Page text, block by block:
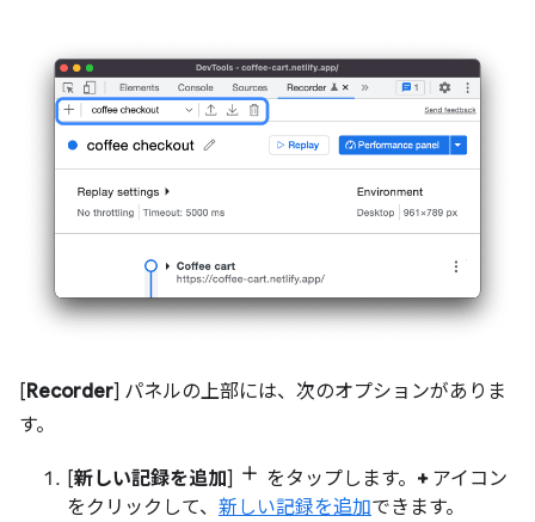
[Recorder] パネルの上部には、次のオプションがありま
す。
[新しい記録を追加] をタップします。 +アイコン
をクリックして、 新しい記録を追加できます。